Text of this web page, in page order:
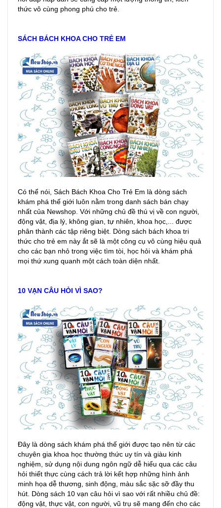
thức vô cùng phong phú cho trẻ.
SÁCH BÁCH KHOA CHO TRẺ EM
Có thể nói, Sách Bách Khoa Cho Trẻ Em là dòng sách
khám phá thế giới luôn nằm trong danh sách bán chạy
nhất của Newshop. Với những chủ đề thú vị về con người,
động vật, địa lý, không gian, tự nhiên, khoa học,... được
phân thành các tập riêng biệt. Dòng sách bách khoa tri
thức cho trẻ em này ắt sẽ là một công cụ vô cùng hiệu quả
cho các bạn nhỏ trong việc tìm tòi, học hỏi và khám phá
mọi thứ xung quanh một cách toàn diện nhất.
10 VẠN CÂU HỎI VÌ SAO?
Đây là dòng sách khám phá thế giới được tạo nên từ các
chuyên gia khoa học thường thức uy tín và giàu kinh
nghiệm, sử dụng nội dung ngôn ngữ dễ hiểu qua các câu
hỏi thiết thực cùng cách trả lời kết hợp những hình ảnh
minh họa dễ thương, sinh động, màu sắc sặc sỡ đầy thu
hút. Dòng sách 10 vạn câu hỏi vì sao với rất nhiều chủ đề:
động vật, thực vật, con người, vũ trụ sẽ mang đến cho các